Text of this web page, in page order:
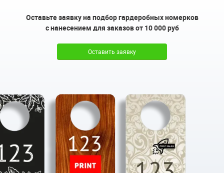
Оставьте заявку на подбор гардеробных номерков
с нанесением для заказов от 10 000 руб
Оставить заявку